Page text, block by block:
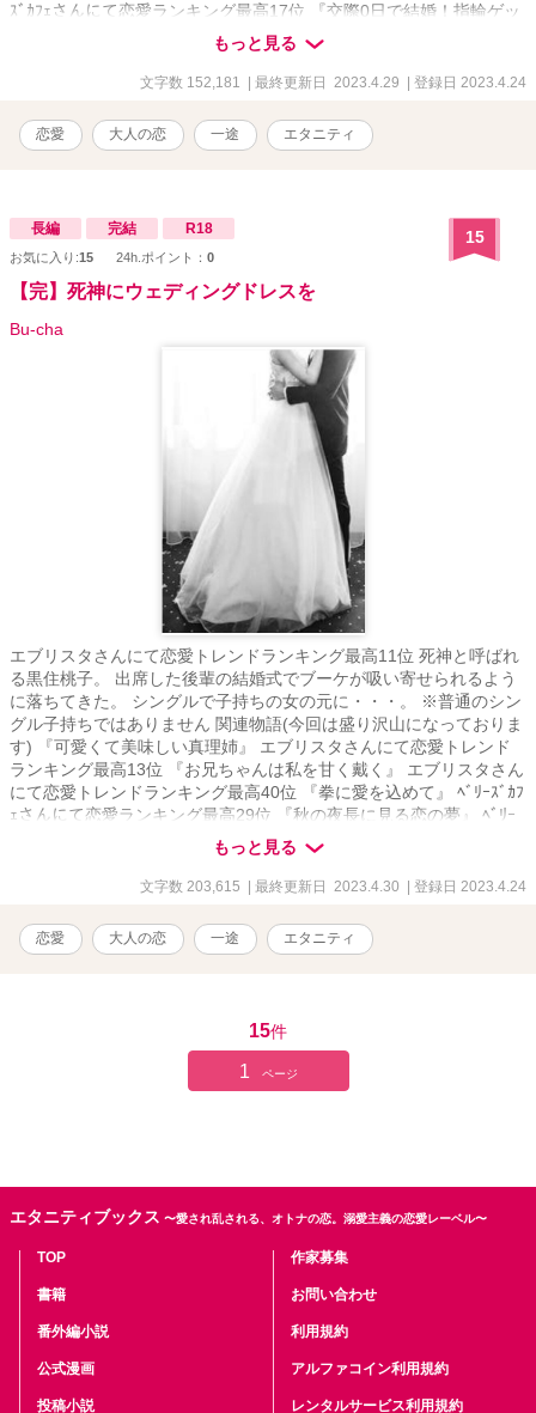
ｽﾞｶﾌｪさんにて恋愛ランキング最高17位 『交際0日で結婚！指輪ゲッ
トを目指しラスボスを攻略してゲームをクリア』 ﾍﾞﾘｰｽﾞｶﾌｪさんにて
恋愛ランキング最高13位 『幼馴染みの小太郎君が、今日も私の眼鏡
を外す』 ﾍﾞﾘｰｽﾞｶﾌｪさんにて恋愛ランキング最高8位 『女社長紅葉
44位 『女神達が愛した弟』 エブリスタさんにて恋愛トレンドランキ
ング最高66位 『ムラムラムラムラモヤモヤモヤモヤ今日も秘書は止
楽しめるかと思います。 伏線のようなものを回収していく物語ばか
りなので、途中まではよく分からない内容となっております。 物語
が進むにつれてその意味が分かっていくかと思います。
もっと見る
文字数 152,181 | 最終更新日 2023.4.29 | 登録日 2023.4.24
恋愛 大人の恋 一途 エタニティ
長編 完結 R18
お気に入り:15 24h.ポイント： 0
15
【完】死神にウェディングドレスを
Bu-cha
エブリスタさんにて恋愛トレンドランキング最高11位 死神と呼ばれ
る黒住桃子。 出席した後輩の結婚式でブーケが吸い寄せられるよう
に落ちてきた。 シングルで子持ちの女の元に・・・。 ※普通のシン
グル子持ちではありません 関連物語(今回は盛り沢山になっておりま
す) 『可愛くて美味しい真理姉』 エブリスタさんにて恋愛トレンド
ランキング最高13位 『お兄ちゃんは私を甘く戴く』 エブリスタさん
にて恋愛トレンドランキング最高40位 『拳に愛を込めて』 ﾍﾞﾘｰｽﾞｶﾌ
ｪさんにて恋愛ランキング最高29位 『秋の夜長に見る恋の夢』 ﾍﾞﾘｰ
ｽﾞｶﾌｪさんにて恋愛ランキング最高17位 『女社長紅葉(32)の雷は稲妻
を光らせる』 ﾍﾞﾘｰｽﾞｶﾌｪさんにて恋愛ランキング最高 44位 『ムラム
ラムラムラモヤモヤモヤモヤ今日も秘書は止まらない』 エブリスタ
部長)から、ヘソ曲がりのおヘソを探されることになった』 ﾍﾞﾘｰｽﾞｶﾌ
ｪさんにて恋愛ランキング最高24位 『交際0日で結婚！指輪ゲットを
んにて恋愛トレンドランキング最高9位 『女神達が愛した弟』 エブ
リスタさんにて恋愛トレンドランキング最高66位 『恋した博士に名
前を覚えて貰うまで』 ﾍﾞﾘｰｽﾞｶﾌｪさんにて恋愛ランキング最高 12位
私の物語は全てがシリーズになっておりますが、どれを先に読んで
もっと見る
文字数 203,615 | 最終更新日 2023.4.30 | 登録日 2023.4.24
恋愛 大人の恋 一途 エタニティ
15件
1 ページ
エタニティブックス 〜愛され乱される、オトナの恋。溺愛主義の恋愛レーベル〜
TOP
書籍
番外編小説
公式漫画
投稿小説
作家募集
お問い合わせ
利用規約
アルファコイン利用規約
レンタルサービス利用規約